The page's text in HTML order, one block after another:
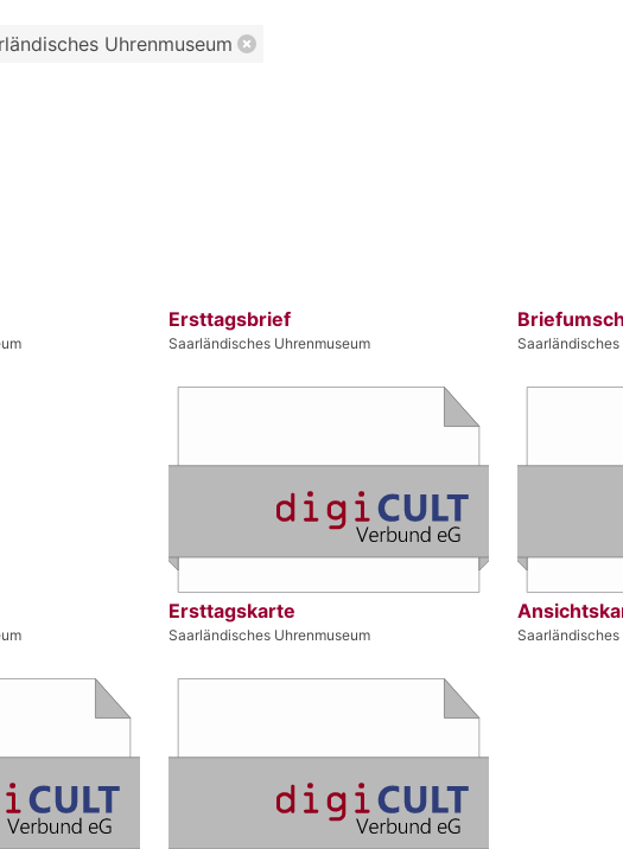
Uhrenmuseum
Ersttagsbrief
Saarländisches Uhrenmuseum
Ersttagskarte
Saarländisches Uhrenmuseum